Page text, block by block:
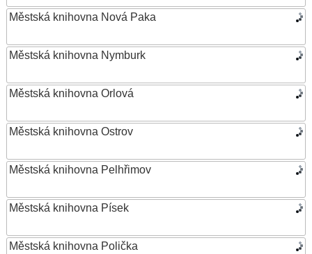
Městská knihovna Nová Paka
Městská knihovna Nymburk
Městská knihovna Orlová
Městská knihovna Ostrov
Městská knihovna Pelhřimov
Městská knihovna Písek
Městská knihovna Polička